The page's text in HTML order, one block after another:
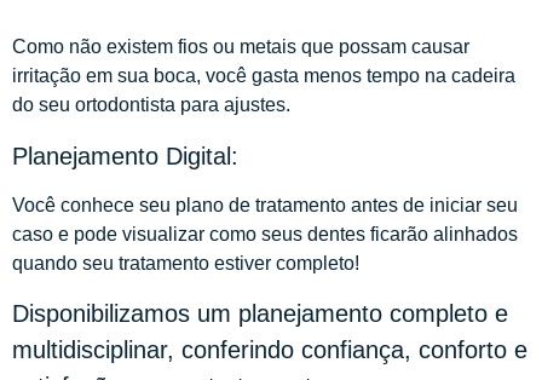
Como não existem fios ou metais que possam causar
irritação em sua boca, você gasta menos tempo na cadeira
do seu ortodontista para ajustes.
Planejamento Digital:
Você conhece seu plano de tratamento antes de iniciar seu
caso e pode visualizar como seus dentes ficarão alinhados
quando seu tratamento estiver completo!
Disponibilizamos um planejamento completo e
multidisciplinar, conferindo confiança, conforto e